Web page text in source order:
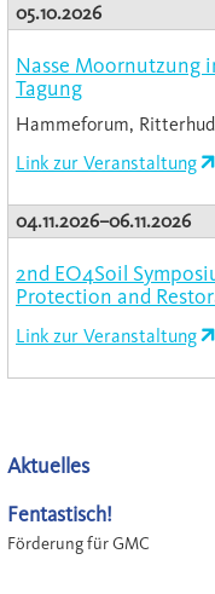
05.10.2026
Nasse Moornutzung
Tagung
Hammeforum,
Link zur Veranstaltung
04.11.2026–06.11.2026
2nd EO4Soil
Protection and
Link zur Veranstaltung
Aktuelles
Fentastisch!
Förderung für GMC